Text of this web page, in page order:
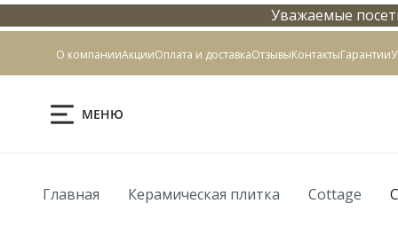
Контакты
Уважаемые
О компанииАкцииОплата и доставкаОтзывыКонтактыГарантии
МЕНЮ
Главная Керамическая плитка Cottage